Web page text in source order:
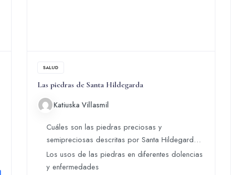
SALUD
Las piedras de Santa Hildegarda
Katiuska Villasmil
Cuáles son las piedras preciosas y
semipreciosas descritas por Santa Hildegarda
con propiedades curativas
Los usos de las piedras en diferentes dolencias
y enfermedades